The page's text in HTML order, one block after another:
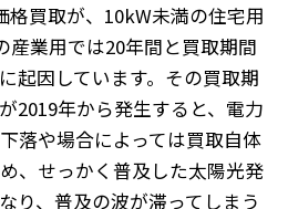
買取が、10kW未満の住宅用
産業用では20年間と買取期間
起因しています。その買取期
2019年から発生すると、電力
落や場合によっては買取自体
、せっかく普及した太陽光発
り、普及の波が滞ってしまう